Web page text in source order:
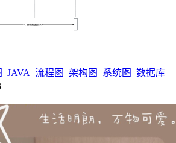
流程图_架构图_系统图_数据库